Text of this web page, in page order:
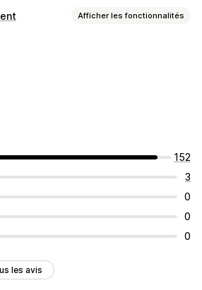
Afficher les fonctionnalités
152
3
0
0
0
les avis